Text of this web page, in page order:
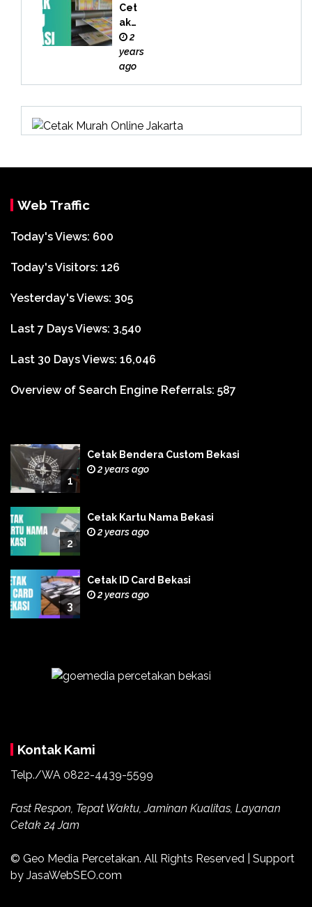
Cet
ak
Buk
u
Bek
2
years
ago
Web Traffic
Today's Views: 600
Today's Visitors: 126
Yesterday's Views: 305
Last 7 Days Views: 3,540
Last 30 Days Views: 16,046
Overview of Search Engine Referrals: 587
1
Cetak Bendera Custom Bekasi
2 years ago
2
Cetak Kartu Nama Bekasi
2 years ago
3
Cetak ID Card Bekasi
2 years ago
Kontak Kami
Telp./WA 0822-4439-5599
Fast Respon, Tepat Waktu, Jaminan Kualitas, Layanan
Cetak 24 Jam
© Geo Media Percetakan. All Rights Reserved | Support
by JasaWebSEO.com